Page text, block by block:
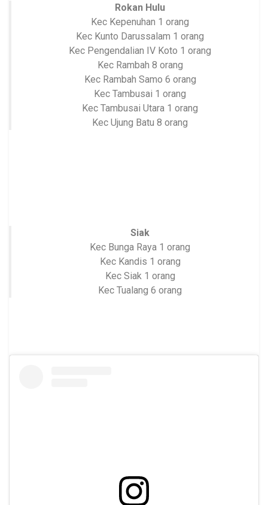
Rokan Hulu
Kec Kepenuhan 1 orang
Kec Kunto Darussalam 1 orang
Kec Pengendalian IV Koto 1 orang
Kec Rambah 8 orang
Kec Rambah Samo 6 orang
Kec Tambusai 1 orang
Kec Tambusai Utara 1 orang
Kec Ujung Batu 8 orang
Siak
Kec Bunga Raya 1 orang
Kec Kandis 1 orang
Kec Siak 1 orang
Kec Tualang 6 orang